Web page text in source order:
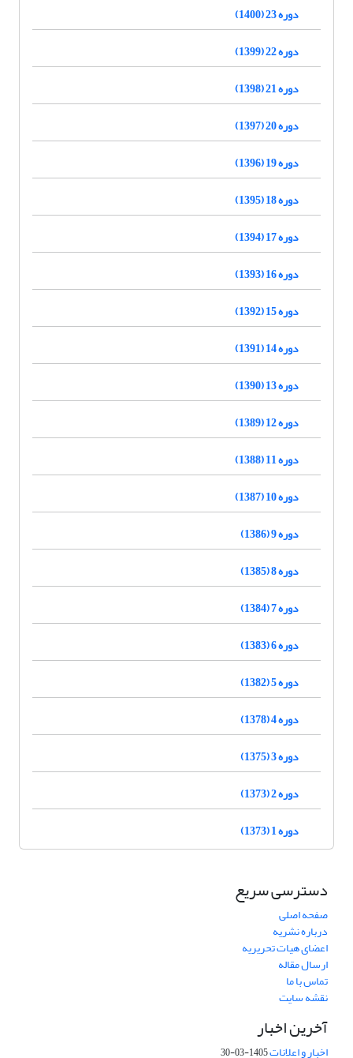
دوره 23 (1400)
دوره 22 (1399)
دوره 21 (1398)
دوره 20 (1397)
دوره 19 (1396)
دوره 18 (1395)
دوره 17 (1394)
دوره 16 (1393)
دوره 15 (1392)
دوره 14 (1391)
دوره 13 (1390)
دوره 12 (1389)
دوره 11 (1388)
دوره 10 (1387)
دوره 9 (1386)
دوره 8 (1385)
دوره 7 (1384)
دوره 6 (1383)
دوره 5 (1382)
دوره 4 (1378)
دوره 3 (1375)
دوره 2 (1373)
دوره 1 (1373)
دسترسی سریع
صفحه اصلی
درباره نشریه
اعضای هیات تحریریه
ارسال مقاله
تماس با ما
نقشه سایت
آخرین اخبار
اخبار و اعلانات1405-03-30